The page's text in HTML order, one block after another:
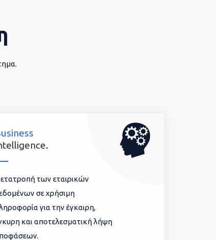
των εταιρικών
σε χρήσιμη
για την έγκαιρη,
και αποτελεσματική λήψη